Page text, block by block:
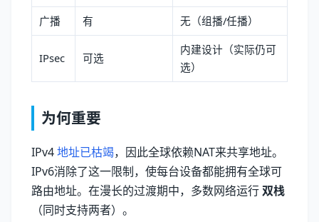
广播 有 无（组播/任播）
IPsec 可选
内建设计（实际仍可
选）
为何重要
IPv4地址已枯竭，因此全球依赖NAT来共享地址。
IPv6消除了这一限制，使每台设备都能拥有全球可
路由地址。在漫长的过渡期中，多数网络运行双栈
（同时支持两者）。